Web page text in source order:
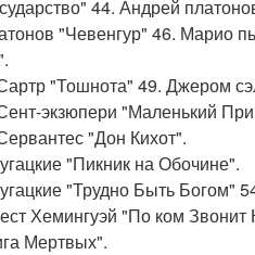
44. Андрей
"Чевенгур" 46. Марио
"Тошнота" 49. Джером
экзюпери "Маленький
"Дон Кихот".
"Пикник на Обочине".
"Трудно Быть Богом"
Хемингуэй "По ком
Мертвых".